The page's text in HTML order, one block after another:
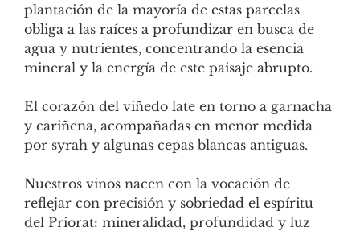
plantación de la mayoría de estas parcelas
obliga a las raíces a profundizar en busca de
agua y nutrientes, concentrando la esencia
mineral y la energía de este paisaje abrupto.
El corazón del viñedo late en torno a garnacha
y cariñena, acompañadas en menor medida
por syrah y algunas cepas blancas antiguas.
Nuestros vinos nacen con la vocación de
reflejar con precisión y sobriedad el espíritu
del Priorat: mineralidad, profundidad y luz